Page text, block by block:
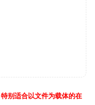
别适合以文件为载体的在